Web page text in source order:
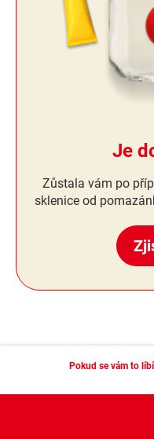
Je
Zůstala vám po
sklenice od
Pokud se vám to